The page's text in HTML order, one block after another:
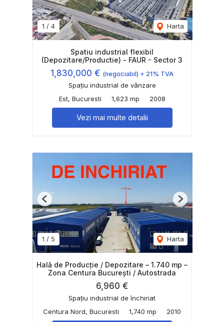
1 / 4 Harta
Spatiu industrial flexibil
(Depozitare/Productie) - FAUR - Sector 3
1,830,000 € (negociabil) + 21% TVA
Spațiu industrial de vânzare
Est, Bucuresti
1,623 mp 2008
Vezi mai multe detalii
1 / 5 Harta
Previous Next
Hală de Producție / Depozitare – 1.740 mp –
Zona Centura București / Autostrada
6,960 €
Spațiu industrial de închiriat
Centura Nord, Bucuresti
1,740 mp 2010